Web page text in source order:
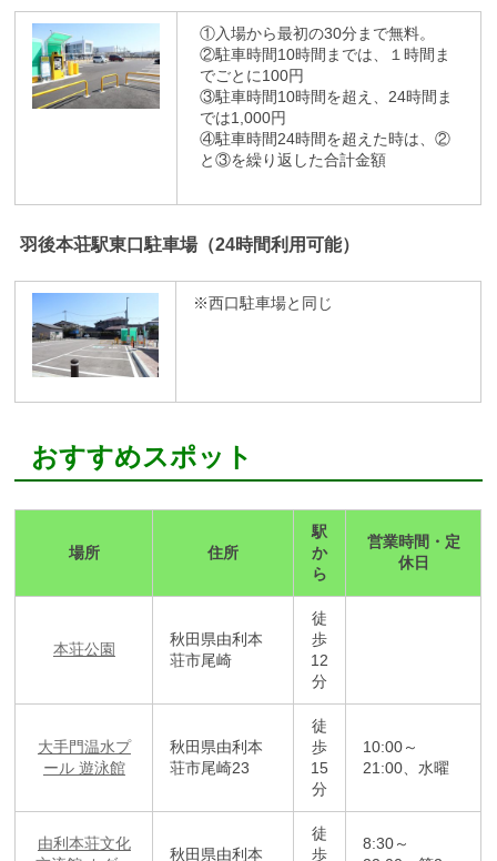
①入場から最初の30分まで無料。
②駐車時間10時間までは、１時間ま
でごとに100円
③駐車時間10時間を超え、24時間ま
では1,000円
④駐車時間24時間を超えた時は、②
と③を繰り返した合計金額
羽後本荘駅東口駐車場（24時間利用可能）
※西口駐車場と同じ
おすすめスポット
場所 住所
駅
か
ら
営業時間・定
休日
本荘公園
秋田県由利本
荘市尾崎
徒
歩
12
分
大手門温水プ
ール 遊泳館
秋田県由利本
荘市尾崎23
徒
歩
15
分
10:00～
21:00、水曜
由利本荘文化
秋田県由利本
徒
歩
8:30～